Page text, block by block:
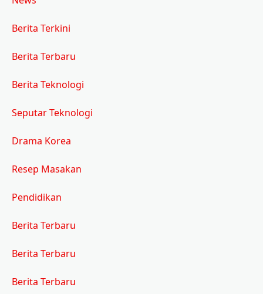
Berita Terkini
Berita Terbaru
Berita Teknologi
Seputar Teknologi
Drama Korea
Resep Masakan
Pendidikan
Berita Terbaru
Berita Terbaru
Berita Terbaru